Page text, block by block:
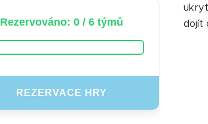
Rezervováno: 0 / 6 týmů
REZERVACE HRY
dojít